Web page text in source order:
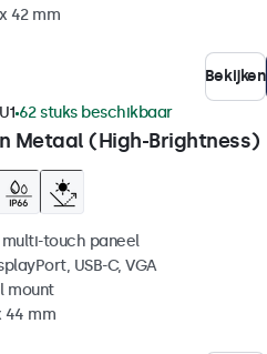
42 mm
Bekijken
Metaal (High-Brightness)
62 stuks beschikbaar
multi-touch paneel
USB-C, VGA
mount
44 mm